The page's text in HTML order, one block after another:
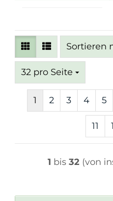
Sortieren
Sortieren
32 pro Seite
pro Seite
1 2 3 4 5
11
1 bis 32 (von